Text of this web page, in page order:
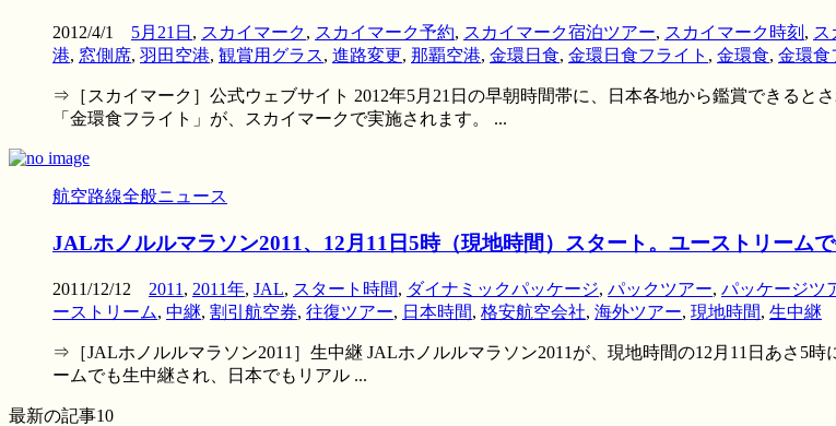
2012/4/1 5月21日 , スカイマーク, スカイマーク予約, スカイマーク宿泊ツアー, スカイマーク時刻 , ス
港, 窓側席, 羽田空港, 観賞用グラス, 進路変更, 那覇空港, 金環日食, 金環日食フライト , 金環食, 金環食
⇒［スカイマーク］公式ウェブサイト 2012年5月21日の早朝時間帯に、日本各地から鑑賞できると
「金環食フライト」が、スカイマークで実施されます。 ...
航空路線全般ニュース
JALホノルルマラソン2011、12月11日5時（現地時間）スタート。ユーストリーム
2011/12/12 2011 , 2011年, JAL, スタート時間, ダイナミックパッケージ, パックツアー, パッケージツ
ーストリーム, 中継, 割引航空券, 往復ツアー, 日本時間, 格安航空会社, 海外ツアー, 現地時間, 生中継
⇒［JALホノルルマラソン2011］生中継 JALホノルルマラソン2011が、現地時間の12月11日あさ5
ームでも生中継され、日本でもリアル ...
最新の記事10